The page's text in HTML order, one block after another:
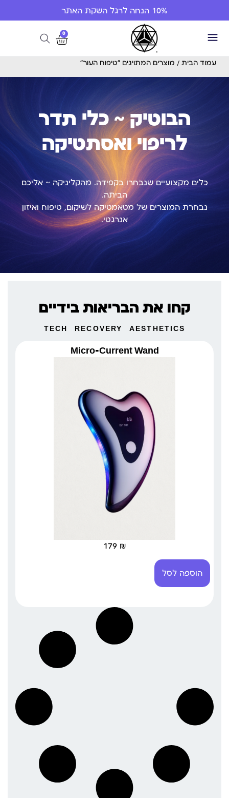
10% הנחה לרגל השקת האתר
0
עמוד הבית / מוצרים המתויגים “טיפוח העור”
הבוטיק ~ כלי תדר
לריפוי ואסתטיקה
כלים מקצועיים שנבחרו בקפידה. מהקליניקה ~ אליכם
הביתה.
נבחרת המוצרים של מטאמטיקה לשיקום, טיפוח ואיזון
אנרגטי.
קחו את הבריאות בידיים
AESTHETICS
RECOVERY
TECH
Micro-Current Wand
179 ₪
הוספה לסל